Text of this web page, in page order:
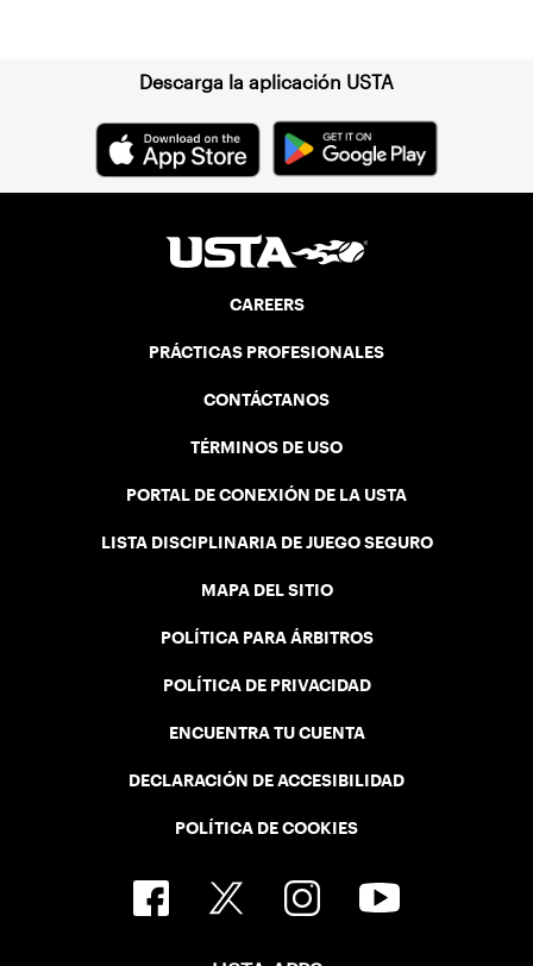
Descarga la aplicación USTA
CAREERS
PRÁCTICAS PROFESIONALES
CONTÁCTANOS
TÉRMINOS DE USO
PORTAL DE CONEXIÓN DE LA USTA
LISTA DISCIPLINARIA DE JUEGO SEGURO
MAPA DEL SITIO
POLÍTICA PARA ÁRBITROS
POLÍTICA DE PRIVACIDAD
ENCUENTRA TU CUENTA
DECLARACIÓN DE ACCESIBILIDAD
POLÍTICA DE COOKIES